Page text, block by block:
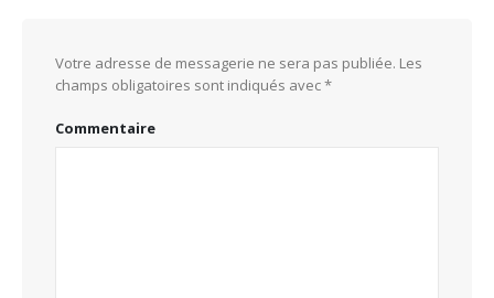
Votre adresse de messagerie ne sera pas publiée. Les
champs obligatoires sont indiqués avec*
Commentaire